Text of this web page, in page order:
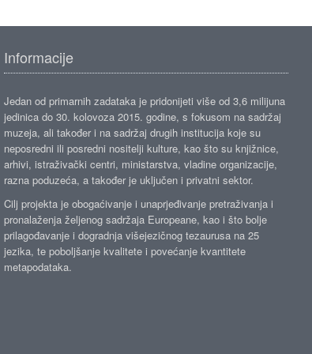
Informacije
Jedan od primarnih zadataka je pridonijeti više od 3,6 milijuna
jedinica do 30. kolovoza 2015. godine, s fokusom na sadržaj
muzeja, ali također i na sadržaj drugih institucija koje su
neposredni ili posredni nositelji kulture, kao što su knjižnice,
arhivi, istraživački centri, ministarstva, vladine organizacije,
razna poduzeća, a također je uključen i privatni sektor.
Cilj projekta je obogaćivanje i unaprjeđivanje pretraživanja i
pronalaženja željenog sadržaja Europeane, kao i što bolje
prilagođavanje i dogradnja višejezičnog tezaurusa na 25
jezika, te poboljšanje kvalitete i povećanje kvantitete
metapodataka.